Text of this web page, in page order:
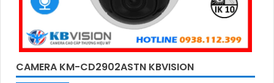
CAMERA KM-CD2902ASTN KBVISION